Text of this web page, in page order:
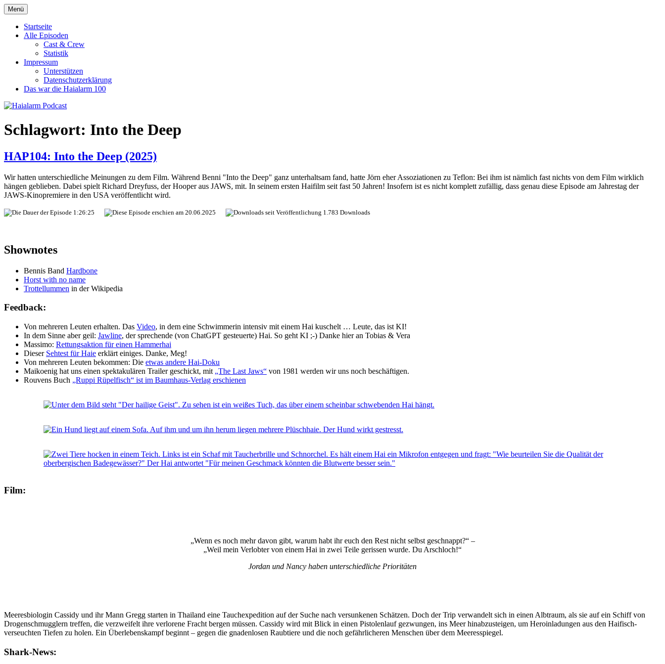
Zum
Inhalt
springen
Haialarm Podcast
Benni und Jörn sprechen über Haifilme
Menü
Startseite
Alle Episoden
Cast & Crew
Statistik
Impressum
Unterstützen
Datenschutzerklärung
Das war die Haialarm 100
Schlagwort: Into the Deep
HAP104: Into the Deep (2025)
Wir hatten unterschiedliche Meinungen zu dem Film. Während Benni "Into the Deep" ganz unterhaltsam fand, hatte Jörn eher Assoziationen zu Teflon: Bei ihm ist nämlich fast nichts von dem Film wirklich
hängen geblieben. Dabei spielt Richard Dreyfuss, der Hooper aus JAWS, mit. In seinem ersten Haifilm seit fast 50 Jahren! Insofern ist es nicht komplett zufällig, dass genau diese Episode am Jahrestag der
JAWS-Kinopremiere in den USA veröffentlicht wird.
1:26:25 20.06.2025 1.783 Downloads
Shownotes
Bennis Band Hardbone
Horst with no name
Trottellummen in der Wikipedia
Feedback:
Von mehreren Leuten erhalten. Das Video, in dem eine Schwimmerin intensiv mit einem Hai kuschelt … Leute, das ist KI!
In dem Sinne aber geil: Jawline, der sprechende (von ChatGPT gesteuerte) Hai. So geht KI ;-) Danke hier an Tobias & Vera
Massimo: Rettungsaktion für einen Hammerhai
Dieser Sehtest für Haie erklärt einiges. Danke, Meg!
Von mehreren Leuten bekommen: Die etwas andere Hai-Doku
Maikoenig hat uns einen spektakulären Trailer geschickt, mit „The Last Jaws“ von 1981 werden wir uns noch beschäftigen.
Rouvens Buch „Ruppi Rüpelfisch“ ist im Baumhaus-Verlag erschienen
Film:
„Wenn es noch mehr davon gibt, warum habt ihr euch den Rest nicht selbst geschnappt?“ –
„Weil mein Verlobter von einem Hai in zwei Teile gerissen wurde. Du Arschloch!“
Jordan und Nancy haben unterschiedliche Prioritäten
Meeresbiologin Cassidy und ihr Mann Gregg starten in Thailand eine Tauchexpedition auf der Suche nach versunkenen Schätzen. Doch der Trip verwandelt sich in einen Albtraum, als sie auf ein Schiff von
Drogenschmugglern treffen, die verzweifelt ihre verlorene Fracht bergen müssen. Cassidy wird mit Blick in einen Pistolenlauf gezwungen, ins Meer hinabzusteigen, um Heroinladungen aus den Haifisch-
verseuchten Tiefen zu holen. Ein Überlebenskampf beginnt – gegen die gnadenlosen Raubtiere und die noch gefährlicheren Menschen über dem Meeresspiegel.
Shark-News: